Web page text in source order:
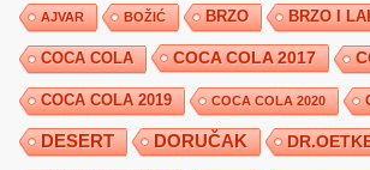
AJVAR BOŽIĆ BRZO BRZO I
COCA COLA COCA COLA 2017
COCA COLA 2019 COCA COLA 2020
DESERT DORUČAK